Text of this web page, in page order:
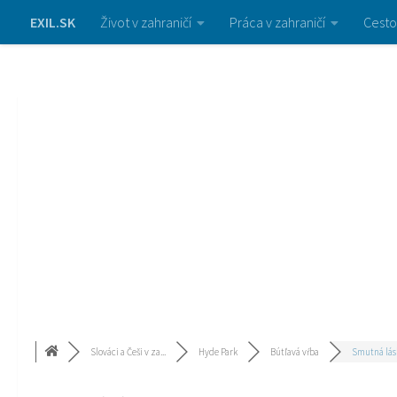
EXIL.SK Život v zahraničí Práca v zahraničí
Slováci a Češi v za... Hyde Park Bútľavá vŕba Smutná